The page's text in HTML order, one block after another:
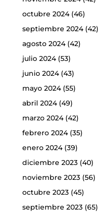
octubre 2024(46)
septiembre 2024(42)
agosto 2024(42)
julio 2024(53)
junio 2024(43)
mayo 2024(55)
abril 2024(49)
marzo 2024(42)
febrero 2024(35)
enero 2024(39)
diciembre 2023(40)
noviembre 2023(56)
octubre 2023(45)
septiembre 2023(65)